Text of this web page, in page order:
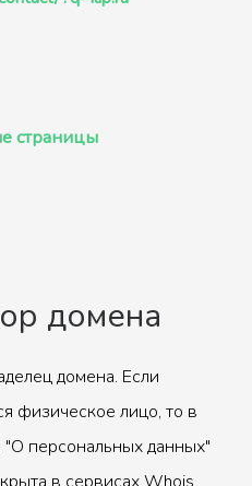
страницы
домена
домена. Если
физическое лицо, то в
персональных данных"